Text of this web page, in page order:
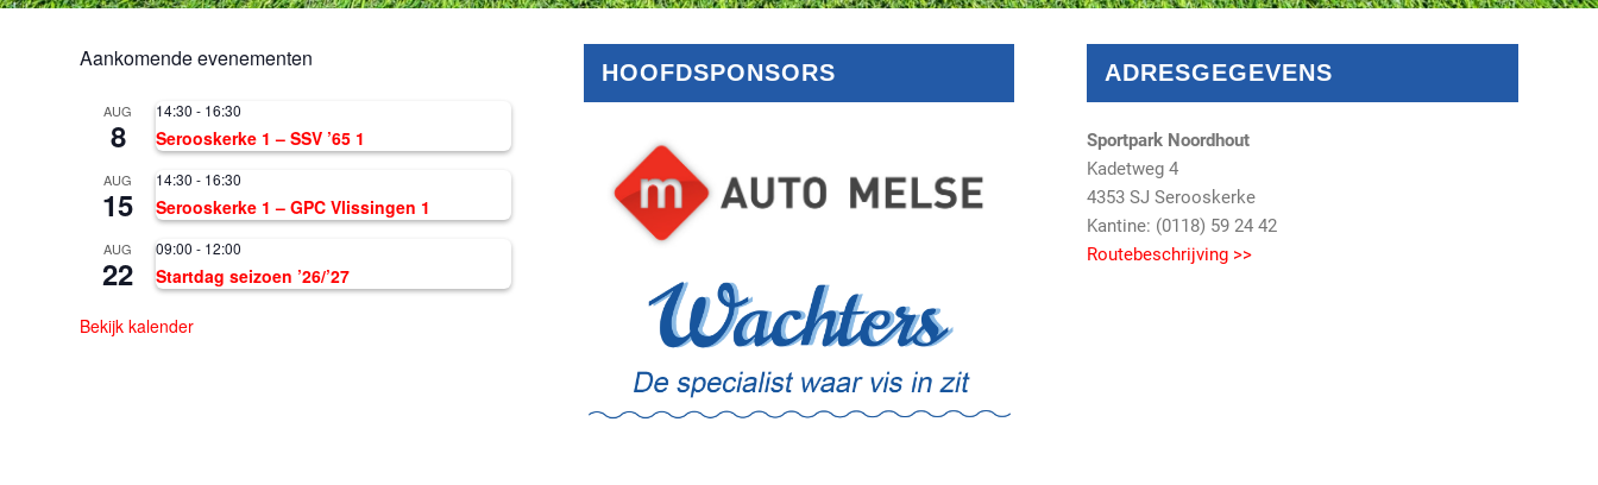
Aankomende evenementen
AUG
8
14:30 - 16:30
Serooskerke 1 – SSV ’65 1
AUG
15
14:30 - 16:30
Serooskerke 1 – GPC Vlissingen 1
AUG
22
09:00 - 12:00
Startdag seizoen ’26/’27
Bekijk kalender
HOOFDSPONSORS ADRESGEGEVENS
Sportpark Noordhout
Kadetweg 4
4353 SJ Serooskerke
Kantine: (0118) 59 24 42
Routebeschrijving >>